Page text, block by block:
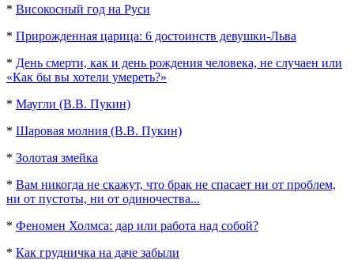
* Високосный год на Руси
* Прирожденная царица: 6 достоинств девушки-Льва
* День смерти, как и день рождения человека, не случаен или
«Как бы вы хотели умереть?»
* Маугли (В.В. Пукин)
* Шаровая молния (В.В. Пукин)
* Золотая змейка
* Вам никогда не скажут, что брак не спасает ни от проблем,
ни от пустоты, ни от одиночества...
* Феномен Холмса: дар или работа над собой?
* Как грудничка на даче забыли